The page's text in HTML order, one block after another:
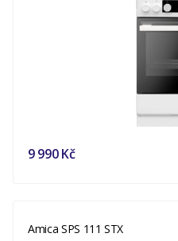
9 990 Kč
Amica SPS 111 STX